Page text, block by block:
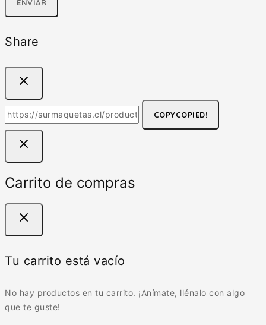
Share
COPYCOPIED!
Carrito de compras
Tu carrito está vacío
No hay productos en tu carrito. ¡Anímate, llénalo con algo
que te guste!